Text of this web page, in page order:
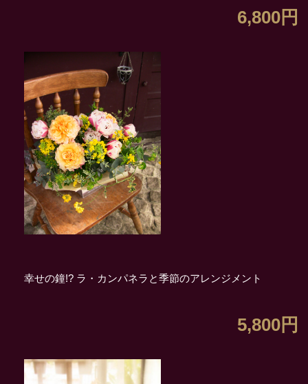
6,800円
幸せの鐘!? ラ・カンパネラと季節のアレンジメント
5,800円